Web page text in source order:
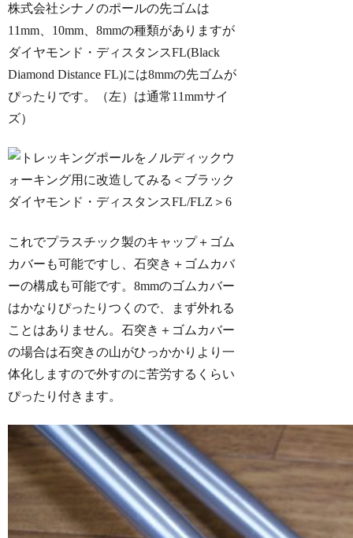
株式会社シナノのポールの先ゴムは
11mm、10mm、8mmの種類がありますが
ダイヤモンド・ディスタンスFL(Black
Diamond Distance FL)には8mmの先ゴムが
ぴったりです。（左）は通常11mmサイ
ズ）
これでプラスチック製のキャップ＋ゴム
カバーも可能ですし、石突き＋ゴムカバ
ーの構成も可能です。8mmのゴムカバー
はかなりぴったりつくので、まず外れる
ことはありません。石突き＋ゴムカバー
の場合は石突きの山がひっかかりより一
体化しますので外すのに苦労するくらい
ぴったり付きます。